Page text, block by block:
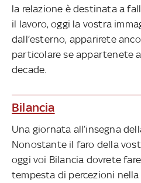
la relazione è destinata a
il lavoro, oggi la vostra
dall’esterno, apparirete
particolare se appartenete
decade.
Bilancia
Una giornata all’insegna
Nonostante il faro della
oggi voi Bilancia dovrete
tempesta di percezioni